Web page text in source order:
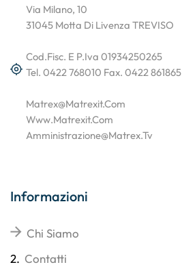
Via Milano, 10
31045 Motta Di Livenza TREVISO
Cod.Fisc. E P.Iva 01934250265
Tel. 0422 768010 Fax. 0422 861865
Matrex@matrexit.com
Www.matrexit.com
Amministrazione@matrex.tv
Informazioni
Chi Siamo
2. Contatti